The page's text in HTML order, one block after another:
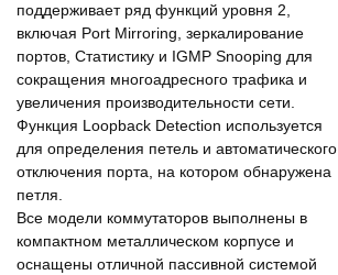
поддерживает ряд функций уровня 2,
включая Port Mirroring, зеркалирование
портов, Статистику и IGMP Snooping для
сокращения многоадресного трафика и
увеличения производительности сети.
Функция Loopback Detection используется
для определения петель и автоматического
отключения порта, на котором обнаружена
петля.
Все модели коммутаторов выполнены в
компактном металлическом корпусе и
оснащены отличной пассивной системой